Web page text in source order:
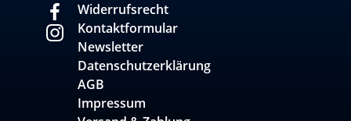
Widerrufsrecht
Kontaktformular
Newsletter
Datenschutzerklärung
AGB
Impressum